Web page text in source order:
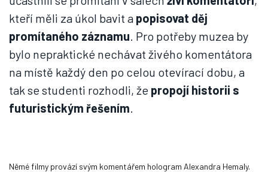
kteří měli za úkol bavit a popisovat děj
promítaného záznamu. Pro potřeby muzea by
bylo nepraktické nechávat živého komentátora
na místě každý den po celou otevírací dobu, a
tak se studenti rozhodli, že propojí historii s
futuristickým řešením.
Němé filmy provází svým komentářem hologram Alexandra Hemaly.